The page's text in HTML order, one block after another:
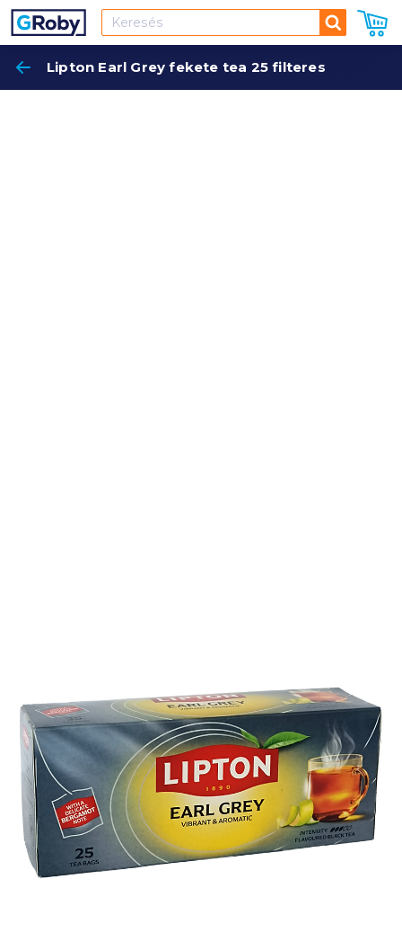
Keresés
Lipton Earl Grey fekete tea 25 filteres